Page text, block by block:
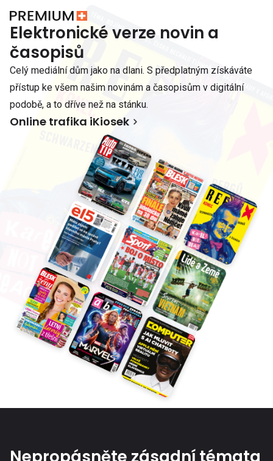
Elektronické verze novin a
časopisů
Celý mediální dům jako na dlani. S předplatným získáváte
přístup ke všem našim novinám a časopisům v digitální
podobě, a to dříve než na stánku.
Online trafika iKiosek